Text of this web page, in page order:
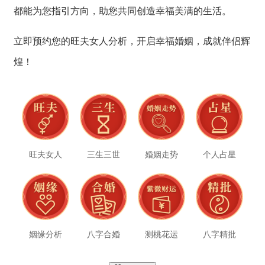
都能为您指引方向， 助您共同创造幸福美满的生活。
立即预约您的旺夫女人分析， 开启幸福婚姻， 成就伴侣辉
煌！
旺夫女人 三生三世 婚姻走势 个人占星
姻缘分析 八字合婚 测桃花运 八字精批